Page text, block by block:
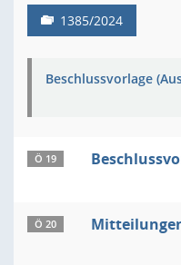
1385/2024
Beschlussvorlage
Ö 19
Ö 20